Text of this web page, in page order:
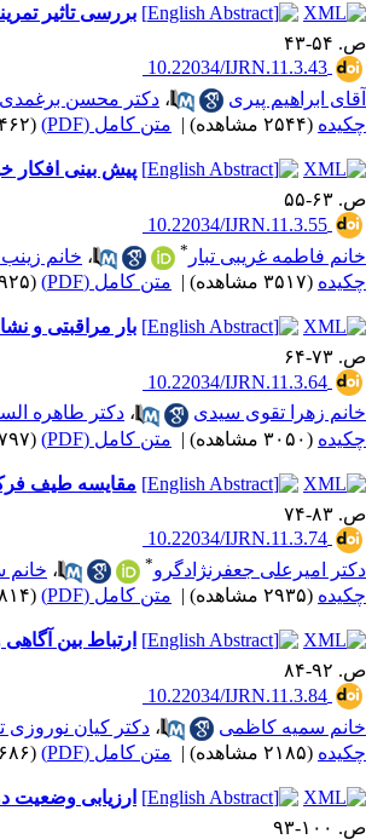
بررسی تاثیر
ص. ۵۴-۴۳
‎ 10.22034/IJRN.11.3.43
آقای ابراهیم پیری
، دکتر محسن برغمدی
چکیده (۲۵۴۴ مشاهده) | متن کامل (PDF) (۴۶۲ دریافت)
پیش بینی
ص. ۶۳-۵۵
‎ 10.22034/IJRN.11.3.55
خانم فاطمه غریبی تبار * ، خانم
چکیده (۳۵۱۷ مشاهده) | متن کامل (PDF) (۹۲۵ دریافت)
بار مراقبتی و
ص. ۷۳-۶۴
‎ 10.22034/IJRN.11.3.64
خانم زهرا تقوی سیدی
، دکتر طاهره
چکیده (۳۰۵۰ مشاهده) | متن کامل (PDF) (۷۹۷ دریافت)
مقایسه طیف
ص. ۸۳-۷۴
‎ 10.22034/IJRN.11.3.74
دکتر امیرعلی جعفرنژادگرو* ، خانم
چکیده (۲۹۳۵ مشاهده) | متن کامل (PDF) (۸۱۴ دریافت)
ارتباط بین آگاهی و رفتارهای
ص. ۹۲-۸۴
‎ 10.22034/IJRN.11.3.84
خانم سمیه کاظمی
، دکتر کیان نوروزی
چکیده (۲۱۸۵ مشاهده) | متن کامل (PDF) (۶۸۶ دریافت)
ارزیابی وضعیت
ص. ۱۰۰-۹۳